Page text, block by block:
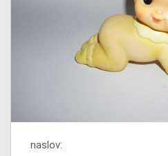
naslov: